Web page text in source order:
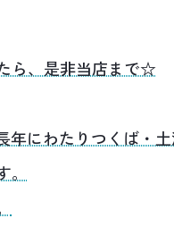
ら、是非当店まで☆
年にわたりつくば・